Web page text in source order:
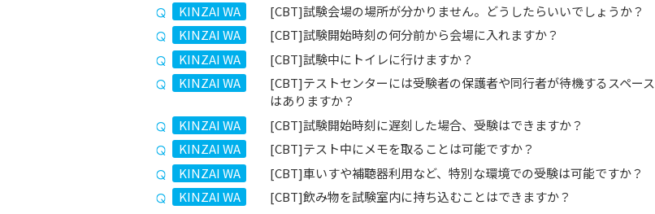
KINZAI WA
[CBT]試験会場の場所が分かりません。どうしたらいいでしょうか？
KINZAI WA
[CBT]試験開始時刻の何分前から会場に入れますか？
KINZAI WA
[CBT]試験中にトイレに行けますか？
KINZAI WA
[CBT]テストセンターには受験者の保護者や同行者が待機するスペース
はありますか？
KINZAI WA
[CBT]試験開始時刻に遅刻した場合、受験はできますか？
KINZAI WA
[CBT]テスト中にメモを取ることは可能ですか？
KINZAI WA
[CBT]車いすや補聴器利用など、特別な環境での受験は可能ですか？
KINZAI WA
[CBT]飲み物を試験室内に持ち込むことはできますか？